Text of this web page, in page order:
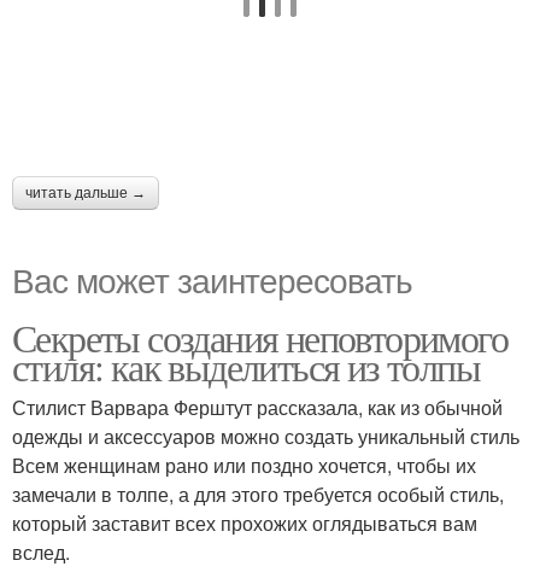
читать дальше →
Вас может заинтересовать
Секреты создания неповторимого
стиля: как выделиться из толпы
Стилист Варвара Ферштут рассказала, как из обычной
одежды и аксессуаров можно создать уникальный стиль
Всем женщинам рано или поздно хочется, чтобы их
замечали в толпе, а для этого требуется особый стиль,
который заставит всех прохожих оглядываться вам
вслед.